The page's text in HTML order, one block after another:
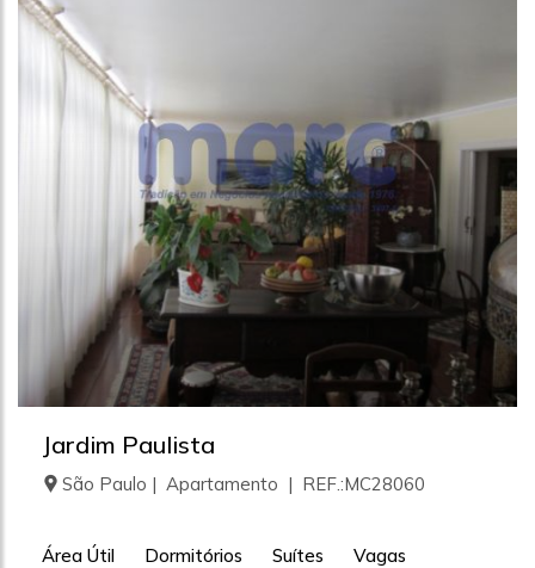
Jardim Paulista
São Paulo | Apartamento | REF.:MC28060
Área Útil
Dormitórios
Suítes
Vagas